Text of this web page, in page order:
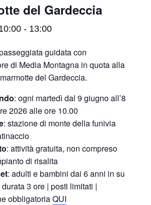
del Gardeccia
- 13:00
guidata con
di Media Montagna in quota alla
del Gardeccia.
: ogni martedì dal 9 giugno all’8
2026 alle ore 10.00
: stazione di monte della funivia
: attività gratuita, non compreso
di risalita
: adulti e bambini dai 6 anni in su
durata 3 ore | posti limitati |
obbligatoriaQUI